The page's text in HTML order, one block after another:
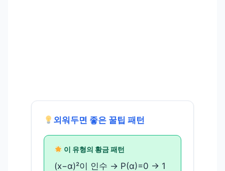
외워두면 좋은 꿀팁 패턴
이 유형의 황금 패턴
(x−α)²이 인수 → P(α)=0 → 1